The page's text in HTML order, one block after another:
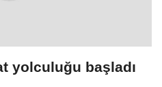
yolculuğu başladı